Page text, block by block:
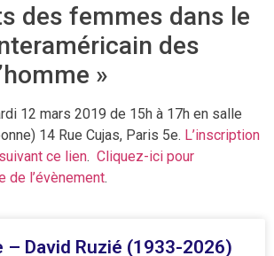
des femmes dans le
des
»
12 mars 2019 de 15h à 17h en salle
14 Rue Cujas, Paris 5e. L’inscription
ce lien. Cliquez-ici pour
de l’évènement.
– David Ruzié (1933-2026)